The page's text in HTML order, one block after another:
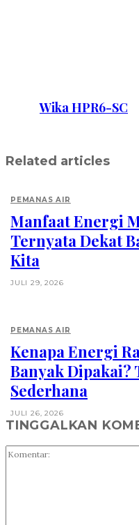
Wika HPR6-SC
Related articles
PEMANAS AIR
Manfaat Energi
Ternyata Dekat
Kita
JULI 29, 2026
PEMANAS AIR
Kenapa Energi
Banyak Dipakai?
Sederhana
JULI 26, 2026
TINGGALKAN